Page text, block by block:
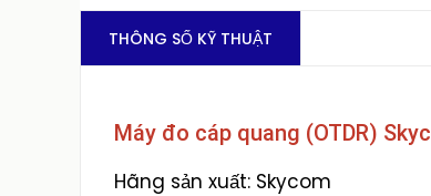
THÔNG SỐ KỸ THUẬT
Máy đo cáp quang (OTDR)
Hãng sản xuất: Skycom